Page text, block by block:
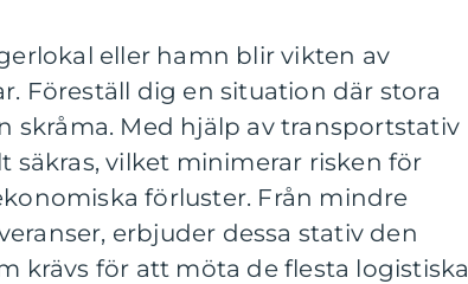
eller hamn blir vikten av
Föreställ dig en situation där stora
skråma. Med hjälp av transportstativ
säkras, vilket minimerar risken för
förluster. Från mindre
erbjuder dessa stativ den
krävs för att möta de flesta logistiska